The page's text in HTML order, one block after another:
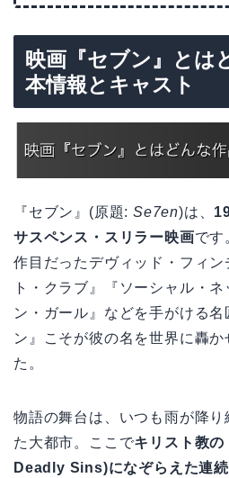
映画『セブン』とは
本情報とキャスト
『セブン』(原題: Se7en)は、
サスペンス・スリラー映画です
作目だったデヴィッド・フィン
ト・クラブ』『ソーシャル・
ン・ガール』などを手がける
ン』こそが彼の名を世界に轟
た。
物語の舞台は、いつも雨が降り
た大都市。ここでキリスト教
Deadly Sins)になぞらえた連